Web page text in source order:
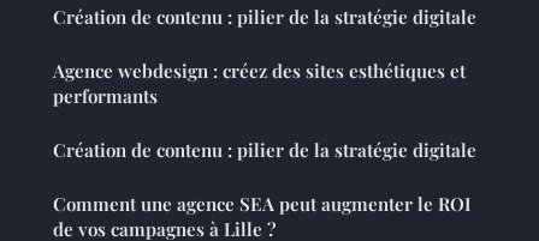
Création de contenu : pilier de la stratégie digitale
Agence webdesign : créez des sites esthétiques et
performants
Création de contenu : pilier de la stratégie digitale
Comment une agence SEA peut augmenter le ROI
de vos campagnes à Lille ?